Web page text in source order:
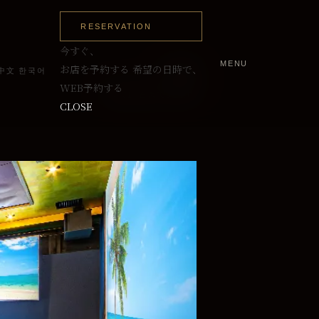
文 한국어
RESERVATION
今すぐ、
お店を予約する 希望の日時で、
WEB予約する
CLOSE
MENU
～10名
最大14名まで入室可